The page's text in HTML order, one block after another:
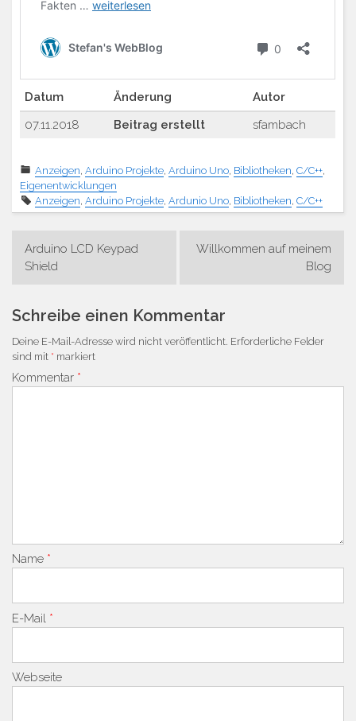
Datum Änderung
Autor
07.11.2018
Beitrag erstellt sfambach
Anzeigen Arduino Projekte Arduino Uno Bibliotheken C/C++
Eigenentwicklungen
Anzeigen Arduino Projekte Ardunio Uno Bibliotheken C/C++
Beitrags-
Navigation
Arduino LCD Keypad
Shield
Willkommen auf meinem
Blog
Schreibe einen Kommentar
Deine E-Mail-Adresse wird nicht veröffentlicht. Erforderliche Felder
sind mit * markiert
Kommentar *
Name *
E-Mail *
Webseite